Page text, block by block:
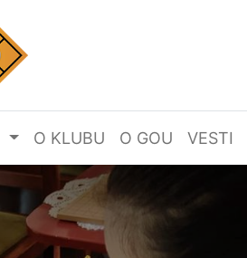
O KLUBU O GOU VESTI